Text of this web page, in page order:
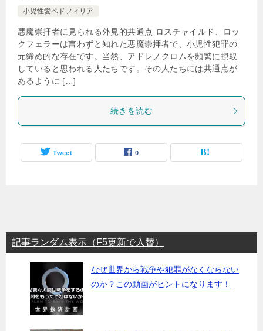
小児性愛ペドフィリア
悪魔崇拝者に見られる外見的共通点 ロスチャイルド、ロッ
クフェラーは言わずと知れた悪魔崇拝者で、小児性犯罪の
元締め的な存在です。当然、アドレノクロムを頻繁に摂取
していると思われる人たちです。その人たちには共通点が
あるように […]
続きを読む
Tweet 0
記事ランダム表示（F5更新で入替）
なぜ世界から戦争や犯罪がなくならない
のか？この動画がヒントになります！